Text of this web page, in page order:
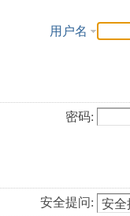
用户名
密码:
安全提问: